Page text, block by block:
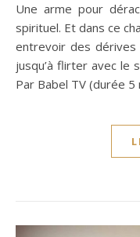
Une arme pour
spirituel. Et dans ce
entrevoir des
jusqu’à flirter avec le
Par Babel TV (durée 5